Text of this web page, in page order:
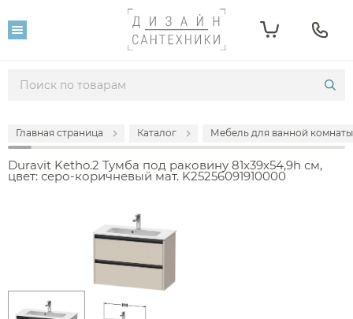
Главная страница Каталог Мебель для ванной комнаты
Duravit Ketho.2 Тумба под раковину 81x39x54,9h см,
цвет: серо-коричневый мат. K25256091910000